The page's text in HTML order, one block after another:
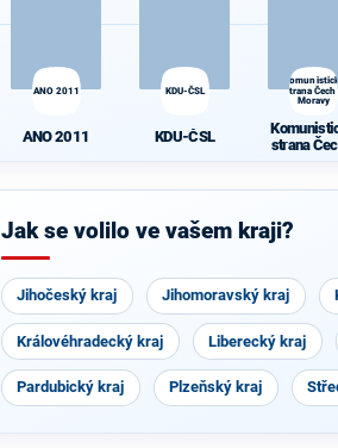
ANO 2011
ANO 2011
KDU-ČSL
KDU-ČSL
Komunistická
strana Čech
Moravy
strana
Jak se volilo ve vašem kraji?
Jihočeský kraj Jihomoravský kraj
Královéhradecký kraj Liberecký kraj
Pardubický kraj Plzeňský kraj